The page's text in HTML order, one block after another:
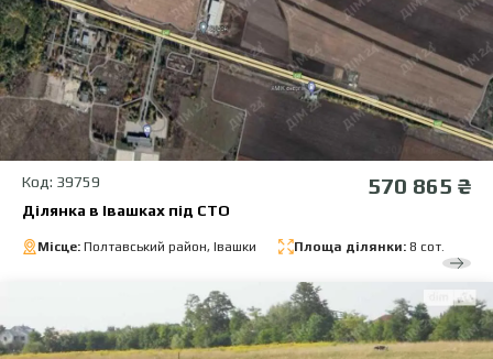
Код: 39759 570 865 ₴
Ділянка в Івашках під СТО
Місце: Полтавський район, Івашки Площа ділянки: 8 сот.